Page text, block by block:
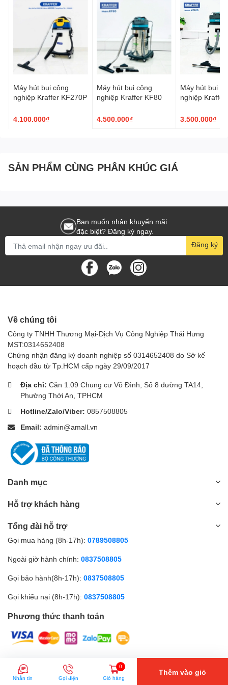
Sảnh lễ tân, khu vực đón tiếp khách
Với thiết kế đẹp mắt, độ bền cao và tính ứng dụng linh hoạt, bảng
welcome inox mạ vàng là sản phẩm không thể thiếu trong việc
tạo dựng hình ảnh chuyên nghiệp cho doanh nghiệp.
👉 Xem thêm các thiết bị vệ sinh công nghiệp tại: Amall.vn
Máy hút bụi công
nghiệp Kraffer KF270P
4.100.000₫
Máy hút bụi công
nghiệp Kraffer KF80
4.500.000₫
Máy hút bụi
nghiệp Kraffer
3.500.000₫
SẢN PHẨM CÙNG PHÂN KHÚC GIÁ
Bạn muốn nhận khuyến mãi
đặc biệt? Đăng ký ngay.
Đăng ký
Về chúng tôi
Công ty TNHH Thương Mại-Dịch Vụ Công Nghiệp Thái Hưng
MST:0314652408
Chứng nhận đăng ký doanh nghiệp số 0314652408 do Sở kế
hoạch đầu từ Tp.HCM cấp ngày 29/09/2017
Địa chỉ: Căn 1.09 Chung cư Võ Đình, Số 8 đường TA14,
Phường Thới An, TPHCM
Hotline/Zalo/Viber: 0857508805
Email: admin@amall.vn
Danh mục
Hỗ trợ khách hàng
Tổng đài hỗ trợ
Gọi mua hàng (8h-17h): 0789508805
Ngoài giờ hành chính: 0837508805
Gọi bảo hành(8h-17h): 0837508805
Gọi khiếu nại (8h-17h): 0837508805
Phương thức thanh toán
© Bản quyền thuộc về Amall.vn |
So sánh
Nhắn tin Gọi điện
0
Giỏ hàng
Thêm vào giỏ